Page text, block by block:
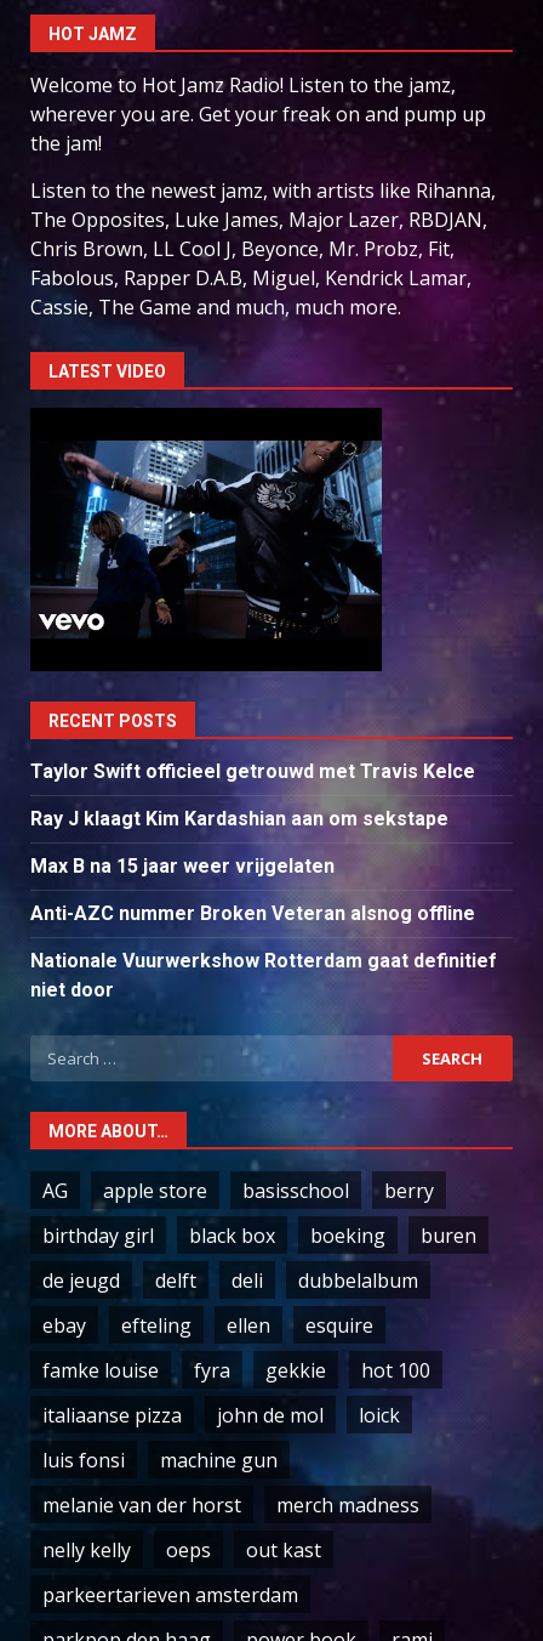
HOT JAMZ
Welcome to Hot Jamz Radio! Listen to the jamz,
wherever you are. Get your freak on and pump up
the jam!
Listen to the newest jamz, with artists like Rihanna,
The Opposites, Luke James, Major Lazer, RBDJAN,
Chris Brown, LL Cool J, Beyonce, Mr. Probz, Fit,
Fabolous, Rapper D.A.B, Miguel, Kendrick Lamar,
Cassie, The Game and much, much more.
LATEST VIDEO
RECENT POSTS
Taylor Swift officieel getrouwd met Travis Kelce
Ray J klaagt Kim Kardashian aan om sekstape
Max B na 15 jaar weer vrijgelaten
Anti-AZC nummer Broken Veteran alsnog offline
Nationale Vuurwerkshow Rotterdam gaat definitief
niet door
Search
for:
MORE ABOUT…
AG apple store basisschool
berry
birthday girl
black box boeking
buren
de jeugd
delft deli
dubbelalbum
ebay
efteling ellen
esquire
famke louise
fyra gekkie
hot 100
italiaanse pizza
john de mol
loick
luis fonsi
machine gun
melanie van der horst
merch madness
nelly kelly
oeps
out kast
parkeertarieven amsterdam